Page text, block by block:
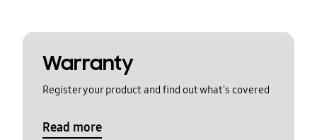
Warranty
Register your product and find out what's covered
Read more